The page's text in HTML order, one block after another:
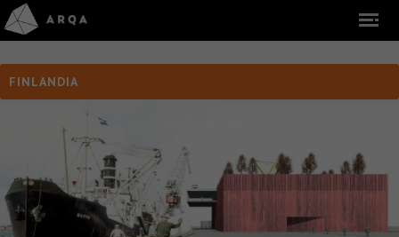
FINLANDIA